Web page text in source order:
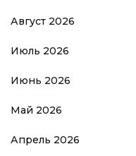
Август 2026
Июль 2026
Июнь 2026
Май 2026
Апрель 2026